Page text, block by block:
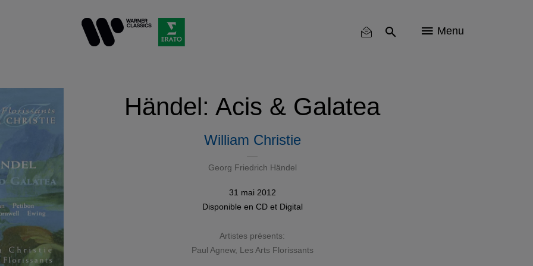
Menu
Händel: Acis & Galatea
William Christie
Georg Friedrich Händel
31 mai 2012
Disponible en CDet Digital
Artistes présents:
Paul Agnew, Les Arts Florissants